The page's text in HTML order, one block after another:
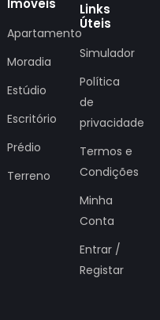
Imóveis
Apartamento
Moradia
Estúdio
Escritório
Prédio
Terreno
Links
Úteis
Simulador
Política
de
privacidade
Termos e
Condições
Minha
Conta
Entrar /
Registar